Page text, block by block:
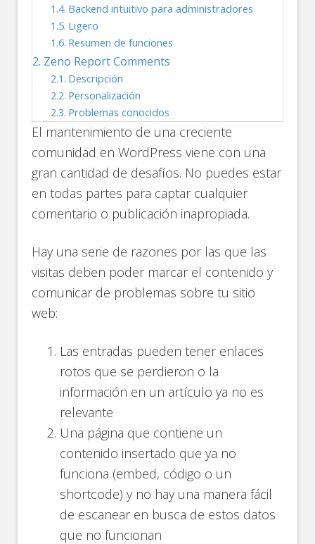
Backend intuitivo para administradores
Ligero
Resumen de funciones
Zeno Report Comments
Descripción
Personalización
Problemas conocidos
El mantenimiento de una creciente
comunidad en WordPress viene con una
gran cantidad de desafíos. No puedes estar
en todas partes para captar cualquier
comentario o publicación inapropiada.
Hay una serie de razones por las que las
visitas deben poder marcar el contenido y
comunicar de problemas sobre tu sitio
web:
Las entradas pueden tener enlaces
rotos que se perdieron o la
información en un artículo ya no es
relevante
Una página que contiene un
contenido insertado que ya no
funciona (embed, código o un
shortcode) y no hay una manera fácil
de escanear en busca de estos datos
que no funcionan